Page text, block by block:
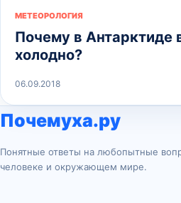
МЕТЕОРОЛОГИЯ
Почему в Антарктиде
холодно?
06.09.2018
Почемуха.ру
Понятные ответы на любопытные
человеке и окружающем мире.